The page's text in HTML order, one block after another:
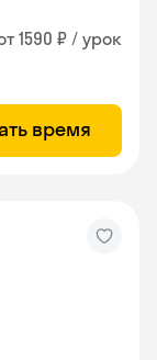
1590 ₽ / урок
время